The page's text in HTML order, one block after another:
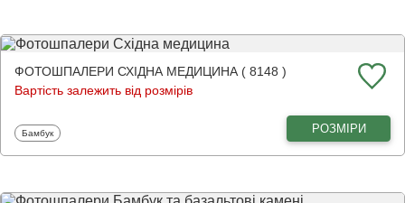
ФОТОШПАЛЕРИ СХІДНА МЕДИЦИНА ( 8148 )
Вартість залежить від розмірів
Фотошпалери
Бамбук РОЗМІРИ